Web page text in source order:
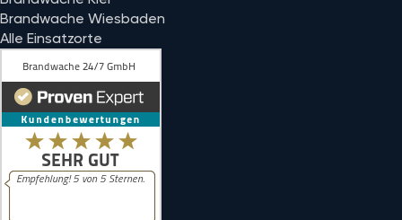
Brandwache Wiesbaden
Alle Einsatzorte